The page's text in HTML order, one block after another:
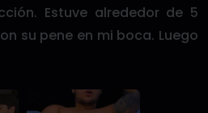
Estuve alrededor de 5
su pene en mi boca. Luego